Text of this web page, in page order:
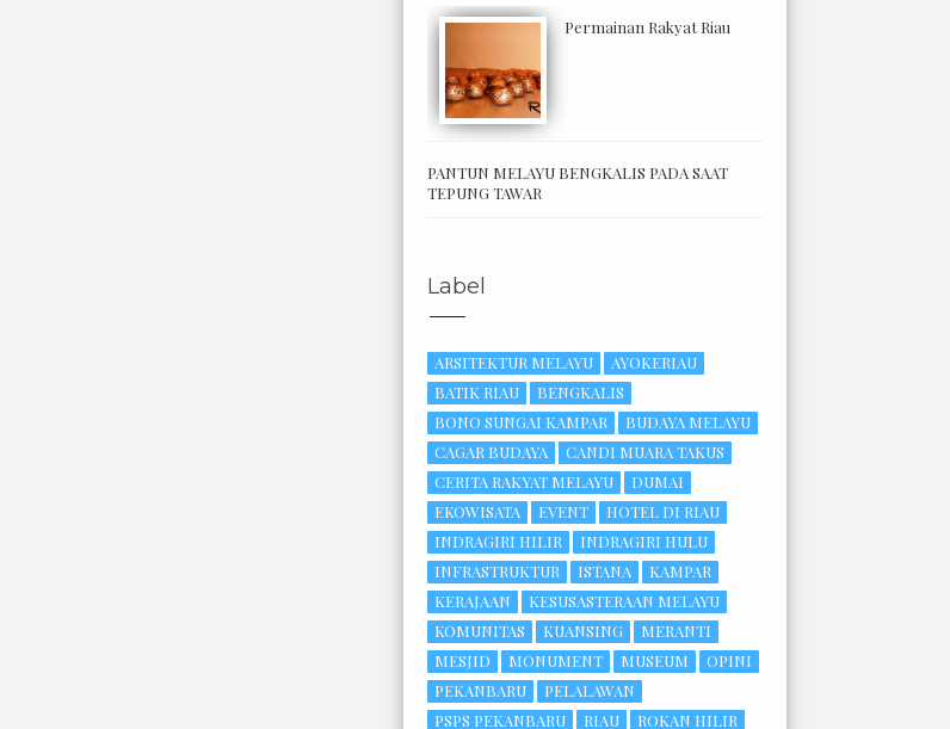
Permainan Rakyat Riau
PANTUN MELAYU BENGKALIS PADA SAAT
TEPUNG TAWAR
Label
ARSITEKTUR MELAYU
AYOKERIAU
BATIK RIAU
BENGKALIS
BONO SUNGAI KAMPAR
BUDAYA MELAYU
CAGAR BUDAYA
CANDI MUARA TAKUS
CERITA RAKYAT MELAYU
DUMAI
EKOWISATA
EVENT
HOTEL DI RIAU
INDRAGIRI HILIR
INDRAGIRI HULU
INFRASTRUKTUR
ISTANA
KAMPAR
KERAJAAN
KESUSASTERAAN MELAYU
KOMUNITAS
KUANSING
MERANTI
MESJID
MONUMENT MUSEUM
OPINI
PEKANBARU
PELALAWAN
PSPS PEKANBARU
RIAU
ROKAN HILIR